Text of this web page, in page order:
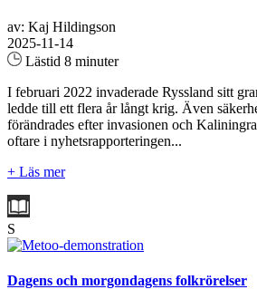
av: Kaj Hildingson
2025-11-14
Lästid 8 minuter
I februari 2022 invaderade Ryssland sitt
ledde till ett flera år långt krig. Även
förändrades efter invasionen och
oftare i nyhetsrapporteringen...
+ Läs mer
S
Dagens och morgondagens folkrörelser